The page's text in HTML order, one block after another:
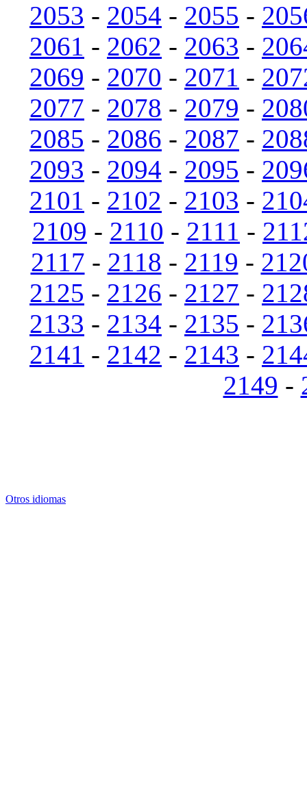
2053 - 2054 - 2055 -
2061 - 2062 - 2063 -
2069 - 2070 - 2071 -
2077 - 2078 - 2079 -
2085 - 2086 - 2087 -
2093 - 2094 - 2095 -
2101 - 2102 - 2103 -
2109 - 2110 - 2111 -
2117 - 2118 - 2119 -
2125 - 2126 - 2127 -
2133 - 2134 - 2135 -
2141 - 2142 - 2143 -
2149 -
Otros idiomas